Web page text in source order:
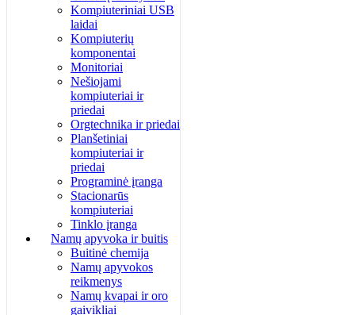
Kompiuteriniai USB
laidai
Kompiuterių
komponentai
Monitoriai
Nešiojami
kompiuteriai ir
priedai
Orgtechnika ir priedai
Planšetiniai
kompiuteriai ir
priedai
Programinė įranga
Stacionarūs
kompiuteriai
Tinklo įranga
Namų apyvoka ir buitis
Buitinė chemija
Namų apyvokos
reikmenys
Namų kvapai ir oro
gaivikliai